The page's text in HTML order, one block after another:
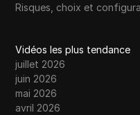
Risques, choix et
Vidéos les plus tendance
juillet 2026
juin 2026
mai 2026
avril 2026